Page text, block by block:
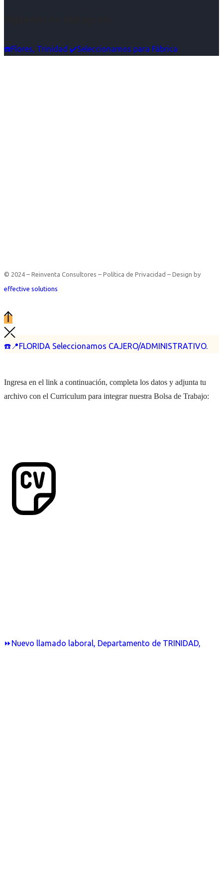
☎️Flores, Trinidad ✔️Seleccionamos para Fábrica
☎️📍FLORIDA Seleccionamos CAJERO/ADMINISTRATIVO.
⏩Nuevo llamado laboral, Departamento de TRINIDAD,
© 2024 – Reinventa Consultores – Política de Privacidad – Design by
effective solutions
Ingresa en el link a continuación, completa los datos y adjunta tu
archivo con el Curriculum para integrar nuestra Bolsa de Trabajo: